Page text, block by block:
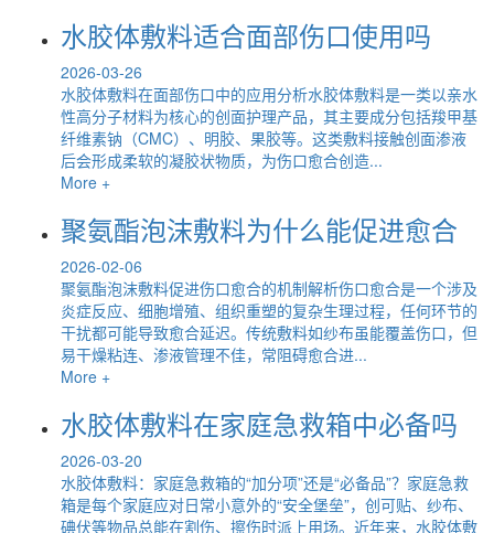
水胶体敷料适合面部伤口使用吗
2026-03-26
水胶体敷料在面部伤口中的应用分析水胶体敷料是一类以亲水
性高分子材料为核心的创面护理产品，其主要成分包括羧甲基
纤维素钠（CMC）、明胶、果胶等。这类敷料接触创面渗液
后会形成柔软的凝胶状物质，为伤口愈合创造...
More +
聚氨酯泡沫敷料为什么能促进愈合
2026-02-06
聚氨酯泡沫敷料促进伤口愈合的机制解析伤口愈合是一个涉及
炎症反应、细胞增殖、组织重塑的复杂生理过程，任何环节的
干扰都可能导致愈合延迟。传统敷料如纱布虽能覆盖伤口，但
易干燥粘连、渗液管理不佳，常阻碍愈合进...
More +
水胶体敷料在家庭急救箱中必备吗
2026-03-20
水胶体敷料：家庭急救箱的“加分项”还是“必备品”？家庭急救
箱是每个家庭应对日常小意外的“安全堡垒”，创可贴、纱布、
碘伏等物品总能在割伤、擦伤时派上用场。近年来，水胶体敷